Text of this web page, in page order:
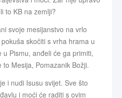
to KB na zemlji?
svoje mesijanstvo na vrlo
skočiti s vrha hrama u
Pismu, anđeli će ga primiti,
Mesija, Pomazanik Božji.
i nudi Isusu svijet. Sve što
i moći će raditi s ovim